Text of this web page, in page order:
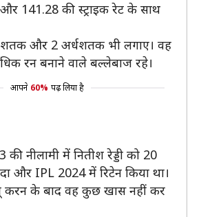
141.28 की स्ट्राइक रेट के साथ
शतक और 2 अर्धशतक भी लगाए। वह
रन बनाने वाले बल्लेबाज रहे।
आपने 60% पढ़ लिया है
नीलामी में नितीश रेड्डी को 20
और IPL 2024 में रिटेन किया था।
करन के बाद वह कुछ खास नहीं कर